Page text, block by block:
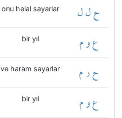
onu helal sayarlar ح ل ل
bir yıl ع و م
ve haram sayarlar ح ر م
bir yıl ع و م